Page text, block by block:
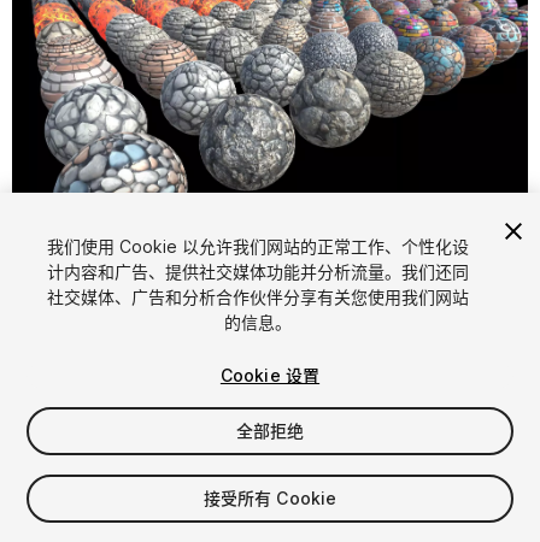
1/156
$15
增值税将在结算时计算
我们使用 Cookie 以允许我们网站的正常工作、个性化设
计内容和广告、提供社交媒体功能并分析流量。我们还同
社交媒体、广告和分析合作伙伴分享有关您使用我们网站
的信息。
Cookie 设置
全部拒绝
接受所有 Cookie